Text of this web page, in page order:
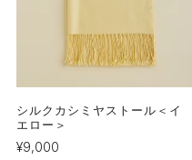
シルクカシミヤストール＜イ
エロー＞
¥9,000